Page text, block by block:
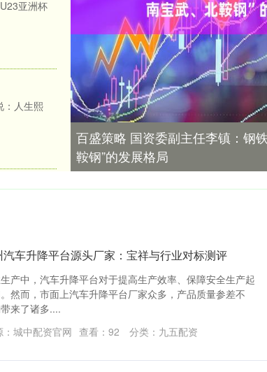
亚洲杯
：人生熙
百盛策略 国资委副主任李镇：钢
鞍钢”的发展格局
车升降平台源头厂家：宝祥与行业对标测评
产中，汽车升降平台对于提高生产效率、保障安全生产起
然而，市面上汽车升降平台厂家众多，产品质量参差不
来了诸多....
：城中配资官网 查看： 92 分类： 九五配资